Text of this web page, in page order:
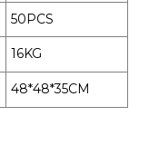
50PCS
16KG
48*48*35CM